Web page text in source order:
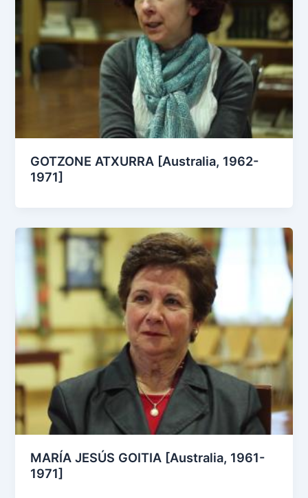
GOTZONE ATXURRA [Australia, 1962-
1971]
MARÍA JESÚS GOITIA [Australia, 1961-
1971]